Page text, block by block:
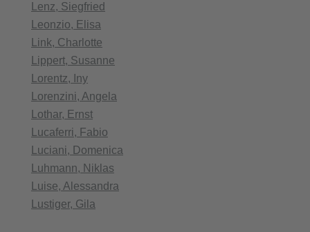
Lenz, Siegfried
Leonzio, Elisa
Link, Charlotte
Lippert, Susanne
Lorentz, Iny
Lorenzini, Angela
Lothar, Ernst
Lucaferri, Fabio
Luciani, Domenica
Luhmann, Niklas
Luise, Alessandra
Lustiger, Gila